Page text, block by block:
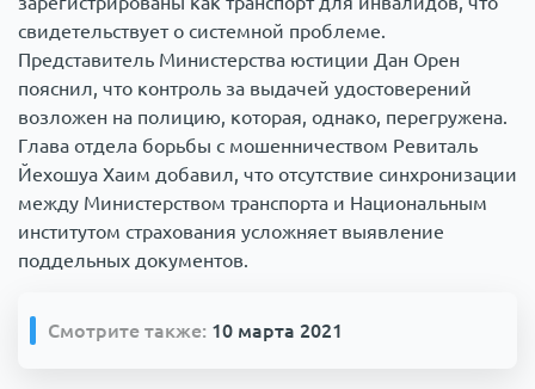
свидетельствует о системной проблеме.
Представитель Министерства юстиции Дан Орен
пояснил, что контроль за выдачей удостоверений
возложен на полицию, которая, однако, перегружена.
Глава отдела борьбы с мошенничеством Ревиталь
Йехошуа Хаим добавил, что отсутствие синхронизации
между Министерством транспорта и Национальным
институтом страхования усложняет выявление
поддельных документов.
Смотрите также: 10 марта 2021